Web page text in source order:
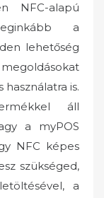
NFC-alapú
a
lehetőség
is.
áll
a myPOS
NFC képes
szükséged,
a